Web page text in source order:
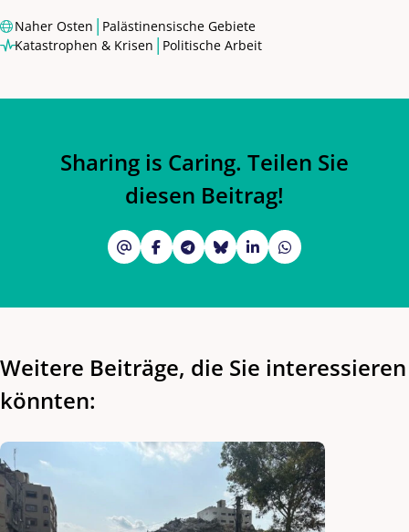
Naher Osten | Palästinensische Gebiete
Katastrophen & Krisen | Politische Arbeit
Sharing is Caring. Teilen Sie
diesen Beitrag!
Weitere Beiträge, die Sie interessieren
könnten: